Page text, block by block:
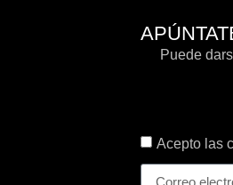
Puede
Acepto las